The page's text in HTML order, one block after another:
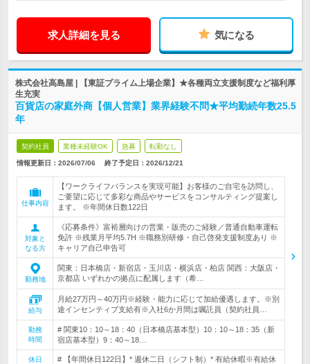
求人詳細を見る 気になる
株式会社高島屋 | 【東証プライム上場企業】★各種両立支援制度など福利厚
生充実
百貨店の家庭外商【個人営業】業界経験不問★平均勤続年数25.5
年
契約社員 業種未経験OK 急募 転勤なし
情報更新日：2026/07/06 終了予定日： 2026/12/21
仕事内容
【ワークライフバランスを実現可能】お客様のご自宅を訪問し、
ご要望に応じて多彩な商品やサービスをコンサルティング提案し
ます。 ※年間休日数122日
対象と
なる方
《応募条件》富裕層向けの営業・販売のご経験／普通自動車運転
免許 ※残業月平均5.7H ※職務別研修・自己啓発支援制度あり ※
キャリア自己申告可
勤務地
関東：日本橋店・新宿店・玉川店・横浜店・柏店 関西：大阪店・
京都店 いずれかの拠点に配属します（希…
給与
月給27万円～40万円※経験・能力に応じて加給優遇します。※別
途インセンティブ支給有※入社6か月間は嘱託員（契約社員…
勤務
時間
# 関東10：10～18：40（日本橋店基本型）10：10～18：35（新
宿店基本型）9：40～18…
休日
# 【年間休日122日】* 週休二日（シフト制）* 有給休暇※有給休